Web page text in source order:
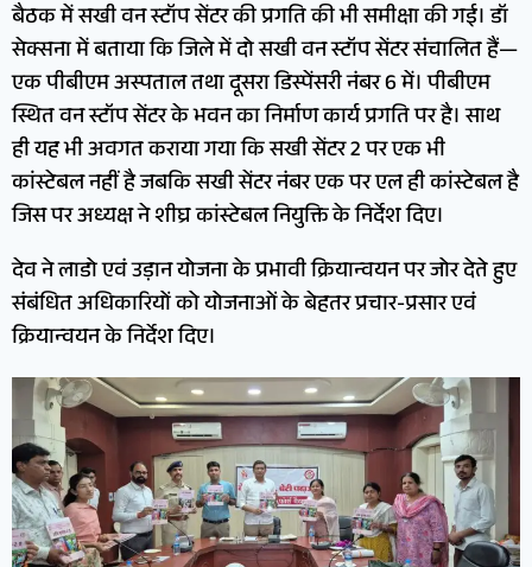
बैठक में सखी वन स्टॉप सेंटर की प्रगति की भी समीक्षा की गई। डॉ
सेक्सना में बताया कि जिले में दो सखी वन स्टॉप सेंटर संचालित हैं—
एक पीबीएम अस्पताल तथा दूसरा डिस्पेंसरी नंबर 6 में। पीबीएम
स्थित वन स्टॉप सेंटर के भवन का निर्माण कार्य प्रगति पर है। साथ
ही यह भी अवगत कराया गया कि सखी सेंटर 2 पर एक भी
कांस्टेबल नहीं है जबकि सखी सेंटर नंबर एक पर एल ही कांस्टेबल है
जिस पर अध्यक्ष ने शीघ्र कांस्टेबल नियुक्ति के निर्देश दिए।
देव ने लाडो एवं उड़ान योजना के प्रभावी क्रियान्वयन पर जोर देते हुए
संबंधित अधिकारियों को योजनाओं के बेहतर प्रचार-प्रसार एवं
क्रियान्वयन के निर्देश दिए।